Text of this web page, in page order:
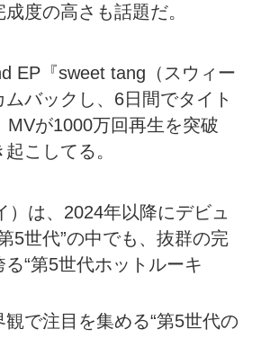
度の高さも話題だ。
EP『sweet tang（スウィー
ムバックし、6日間でタイト
MVが1000万回再生を突破
こしてる。
）は、2024年以降にデビュ
5世代”の中でも、抜群の完
“第5世代ホットルーキ
で注目を集める“第5世代の